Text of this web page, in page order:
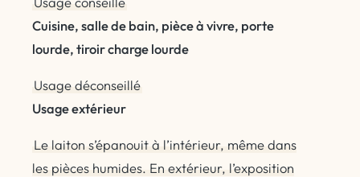
Cuisine, salle de bain, pièce à vivre, porte
lourde, tiroir charge lourde
Usage déconseillé
Usage extérieur
Le laiton s’épanouit à l’intérieur, même dans
les pièces humides. En extérieur, l’exposition